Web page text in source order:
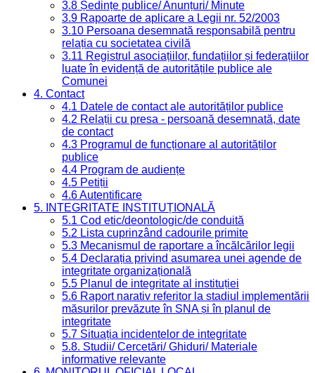
3.8 Ședințe publice/ Anunțuri/ Minute
3.9 Rapoarte de aplicare a Legii nr. 52/2003
3.10 Persoana desemnată responsabilă pentru
relația cu societatea civilă
3.11 Registrul asociațiilor, fundațiilor și federațiilor
luate în evidență de autoritățile publice ale
Comunei
4. Contact
4.1 Datele de contact ale autorităților publice
4.2 Relații cu presa - persoană desemnată, date
de contact
4.3 Programul de funcționare al autorităților
publice
4.4 Program de audiențe
4.5 Petiții
4.6 Autentificare
5. INTEGRITATE INSTITUȚIONALĂ
5.1 Cod etic/deontologic/de conduită
5.2 Lista cuprinzând cadourile primite
5.3 Mecanismul de raportare a încălcărilor legii
5.4 Declarația privind asumarea unei agende de
integritate organizațională
5.5 Planul de integritate al instituției
5.6 Raport narativ referitor la stadiul implementării
măsurilor prevăzute în SNA și în planul de
integritate
5.7 Situația incidentelor de integritate
5.8. Studii/ Cercetări/ Ghiduri/ Materiale
informative relevante